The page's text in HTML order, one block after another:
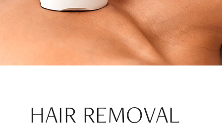
HAIR REMOVAL
PHILOSOPHY
内側から若々しく健康な身体へ
INVITATION